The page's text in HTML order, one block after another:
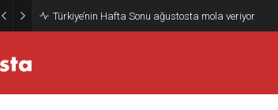
Türkiye’nin Hafta Sonu ağustosta mola veriyor